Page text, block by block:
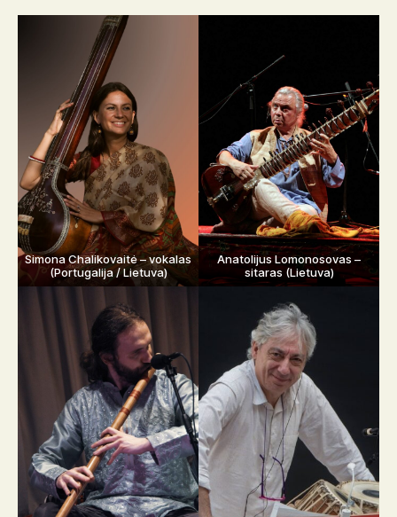
Simona Chalikovaitė – vokalas
(Portugalija / Lietuva)
Anatolijus Lomonosovas –
sitaras (Lietuva)